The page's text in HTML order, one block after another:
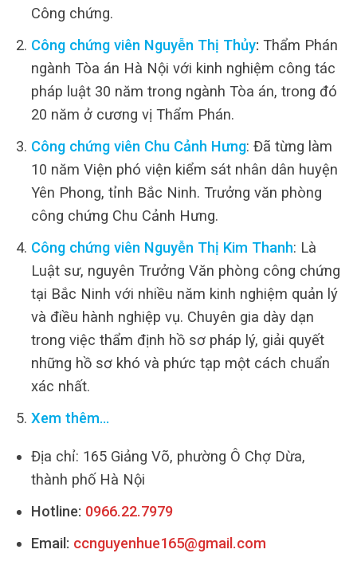
Công chứng.
Công chứng viên Nguyễn Thị Thủy: Thẩm Phán
ngành Tòa án Hà Nội với kinh nghiệm công tác
pháp luật 30 năm trong ngành Tòa án, trong đó
20 năm ở cương vị Thẩm Phán.
Công chứng viên Chu Cảnh Hưng: Đã từng làm
10 năm Viện phó viện kiểm sát nhân dân huyện
Yên Phong, tỉnh Bắc Ninh. Trưởng văn phòng
công chứng Chu Cảnh Hưng.
Công chứng viên Nguyễn Thị Kim Thanh: Là
Luật sư, nguyên Trưởng Văn phòng công chứng
tại Bắc Ninh với nhiều năm kinh nghiệm quản lý
và điều hành nghiệp vụ. Chuyên gia dày dạn
trong việc thẩm định hồ sơ pháp lý, giải quyết
những hồ sơ khó và phức tạp một cách chuẩn
xác nhất.
Xem thêm…
Địa chỉ: 165 Giảng Võ, phường Ô Chợ Dừa,
thành phố Hà Nội
Hotline: 0966.22.7979
Email: ccnguyenhue165@gmail.com